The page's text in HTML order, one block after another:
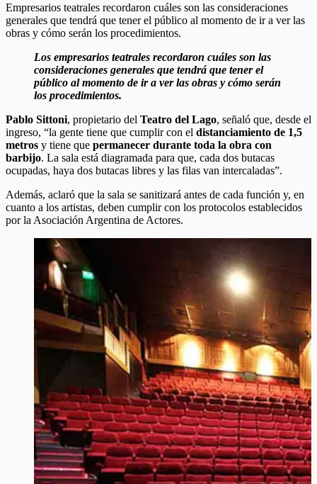
Empresarios teatrales recordaron cuáles son las consideraciones
generales que tendrá que tener el público al momento de ir a ver las
obras y cómo serán los procedimientos.
Los empresarios teatrales recordaron cuáles son las
consideraciones generales que tendrá que tener el
público al momento de ir a ver las obras y cómo serán
los procedimientos.
Pablo Sittoni, propietario del Teatro del Lago, señaló que, desde el
ingreso, “la gente tiene que cumplir con el distanciamiento de 1,5
metros y tiene que permanecer durante toda la obra con
barbijo. La sala está diagramada para que, cada dos butacas
ocupadas, haya dos butacas libres y las filas van intercaladas”.
Además, aclaró que la sala se sanitizará antes de cada función y, en
cuanto a los artistas, deben cumplir con los protocolos establecidos
por la Asociación Argentina de Actores.